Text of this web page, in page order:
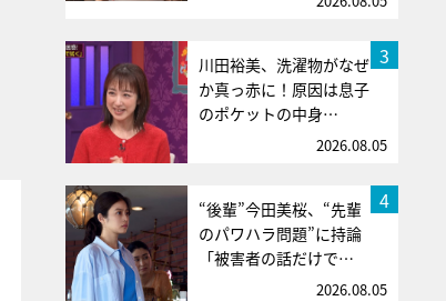
3
川田裕美、洗濯物がなぜ
か真っ赤に！原因は息子
のポケットの中身…
2026.08.05
4
“後輩”今田美桜、“先輩
のパワハラ問題”に持論
「被害者の話だけで…
2026.08.05